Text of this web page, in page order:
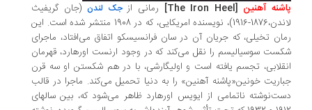
پاشنه آهنین [
The Iron Heel
] رمانی از جک لندن(جان گریفیث
لاندن،‌1876-1916)، ‌نویسنده امریکایی، ‌که در 1908 منتشر شده است. این
رمان تخیلی، ‌که جریان آن در سان فرانسیسکو اتفاق می‌افتاد، ماجرای
شکست سوسیالیسم را نقل می‌کند که در وجود ارنست اورهارد،‌ قهرمان
انقلابی، ‌تجسم یافته است و اولیگارشی، با در هم شکستن او سه قرن
جباریت خونین«پاشنه آهنین» را به دنیا تحمیل می‌کند. ماجرا در قالب
دست‌نوشته ناتمامی از ایویس اورهارد ظاهر می‌شود که،‌ بین سالهای